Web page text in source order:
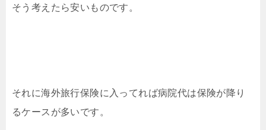
そう考えたら安いものです。
それに海外旅行保険に入ってれば病院代は保険が降り
るケースが多いです。